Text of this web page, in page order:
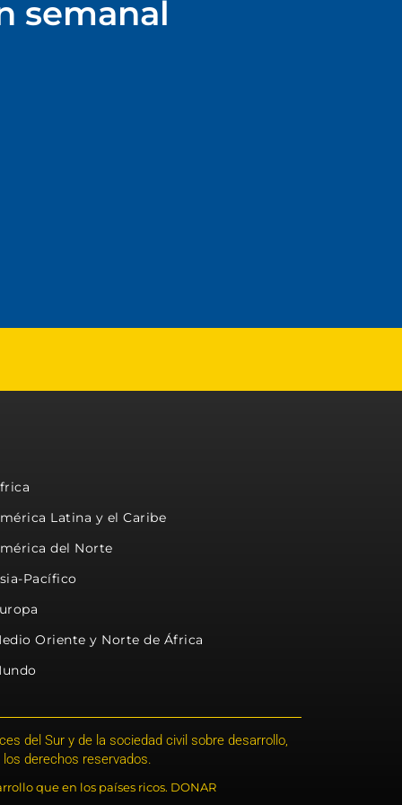
semanal
Latina y el Caribe
del Norte
Pacífico
Oriente y Norte de África
del Sur y de la sociedad civil sobre desarrollo,
derechos reservados.
que en los países ricos. DONAR